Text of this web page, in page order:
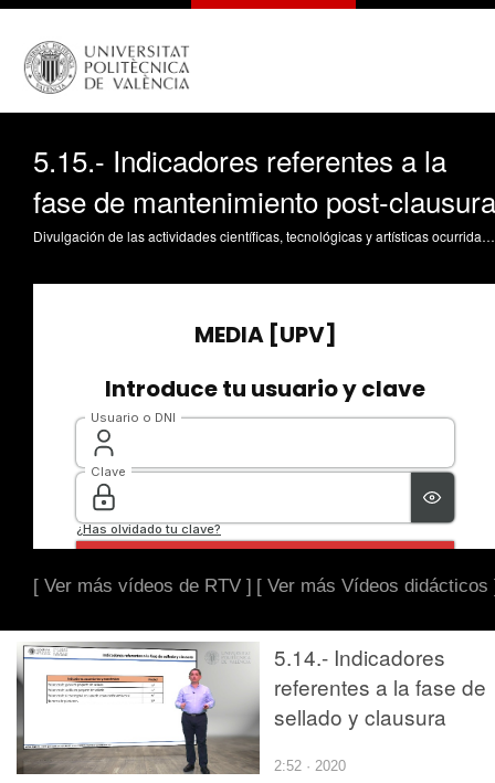
5.15.- Indicadores referentes a la
fase de mantenimiento post-clausura
Divulgación de las actividades científicas, tecnológicas y artísticas ocurridas en los tres campus de la UPV
[ Ver más vídeos de RTV ] [ Ver más Vídeos didácticos
5.14.- Indicadores
referentes a la fase de
sellado y clausura
2:52 · 2020